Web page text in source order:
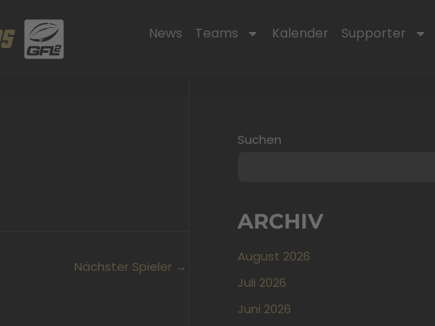
News Teams Kalender Supporter
Nächster Spieler →
Suchen
ARCHIV
August 2026
Juli 2026
Juni 2026